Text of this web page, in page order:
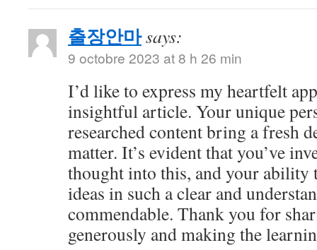
출장안마says:
9 octobre 2023 at 8 h 26 min
I’d like to express my heartfelt
insightful article. Your unique
researched content bring a fresh
matter. It’s evident that you’ve
thought into this, and your ability
ideas in such a clear and
commendable. Thank you for
generously and making the